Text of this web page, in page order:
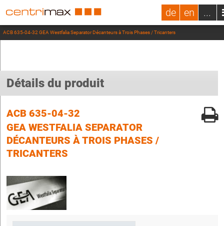
de en ...
ACB 635-04-32 GEA Westfalia Separator Décanteurs à Trois Phases / Tricanters
Détails du produit
ACB 635-04-32
GEA WESTFALIA SEPARATOR
DÉCANTEURS À TROIS PHASES /
TRICANTERS